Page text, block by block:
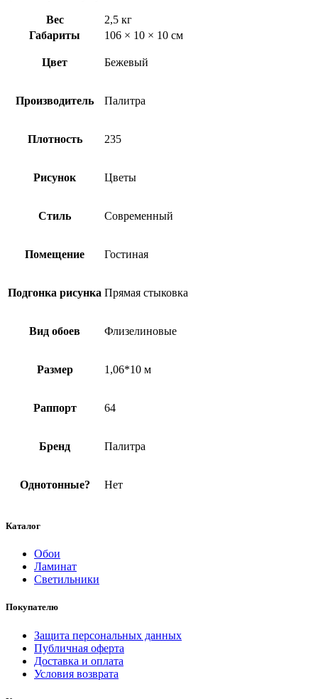
Вес
2,5 кг
Габариты
106 × 10 × 10 см
Цвет Бежевый
Производитель Палитра
Плотность 235
Рисунок Цветы
Стиль Современный
Помещение Гостиная
Подгонка рисунка Прямая стыковка
Вид обоев Флизелиновые
Размер 1,06*10 м
Раппорт 64
Бренд Палитра
Однотонные? Нет
Каталог
Обои
Ламинат
Светильники
Покупателю
Защита персональных данных
Публичная оферта
Доставка и оплата
Условия возврата